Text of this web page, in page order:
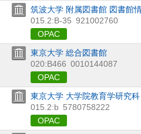
筑波大学 附属図書館 図書館
015.2:B-35 921002760
OPAC
東京大学 総合図書館
020:B466 0010144087
OPAC
東京大学 大学院教育学研究
015.2:b 5780758222
OPAC